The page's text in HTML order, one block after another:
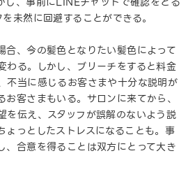
未然に回避することができる。
合、今の髪色となりたい髪色によって
わる。しかし、ブリーチをすると料金
不当に感じるお客さまや十分な説明が
客さまもいる。サロンに来てから、
を伝え、スタッフが誤解のないよう説
ょっとしたストレスになることも。事
、合意を得ることは双方にとって大き